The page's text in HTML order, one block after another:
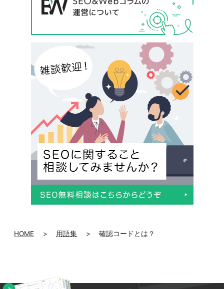
HOME > 用語集 > 確認コードとは？